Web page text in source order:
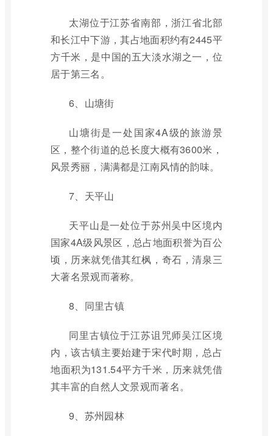
太湖位于江苏省南部，浙江省北部
和长江中下游，其占地面积约有2445平
方千米，是中国的五大淡水湖之一，位
居于第三名。
6、山塘街
山塘街是一处国家4A级的旅游景
区，整个街道的总长度大概有3600米，
风景秀丽，满满都是江南风情的韵味。
7、天平山
天平山是一处位于苏州吴中区境内
国家4A级风景区，总占地面积誉为百公
顷，历来就凭借其红枫，奇石，清泉三
大著名景观而著称。
8、同里古镇
同里古镇位于江苏诅咒师吴江区境
内，该古镇主要始建于宋代时期，总占
地面积为131.54平方千米，历来就凭借
其丰富的自然人文景观而著名。
9、苏州园林